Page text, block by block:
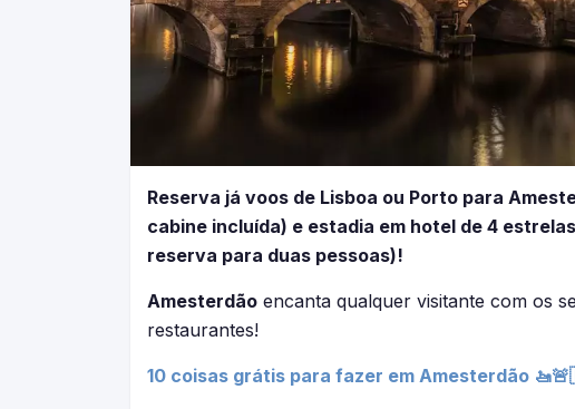
Reserva já voos de Lisboa ou Porto para
cabine incluída) e estadia em hotel de 4
reserva para duas pessoas)!
Amesterdão encanta qualquer visitante com os
restaurantes!
10 coisas grátis para fazer em Amesterdão